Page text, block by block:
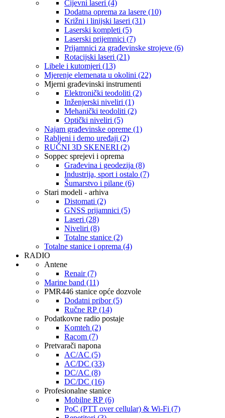
Cijevni laseri (4)
Dodatna oprema za lasere (10)
Križni i linijski laseri (31)
Laserski kompleti (5)
Laserski prijemnici (7)
Prijamnici za građevinske strojeve (6)
Rotacijski laseri (21)
Libele i kutomjeri (13)
Mjerenje elemenata u okolini (22)
Mjerni građevinski instrumenti
Elektronički teodoliti (2)
Inženjerski niveliri (1)
Mehanički teodoliti (2)
Optički niveliri (5)
Najam građevinske opreme (1)
Rabljeni i demo uređaji (2)
RUČNI 3D SKENERI (2)
Soppec sprejevi i oprema
Građevina i geodezija (8)
Industrija, sport i ostalo (7)
Šumarstvo i pilane (6)
Stari modeli - arhiva
Distomati (2)
GNSS prijamnici (5)
Laseri (28)
Niveliri (8)
Totalne stanice (2)
Totalne stanice i oprema (4)
RADIO
Antene
Renair (7)
Marine band (11)
PMR446 stanice opće dozvole
Dodatni pribor (5)
Ručne RP (14)
Podatkovne radio postaje
Komteh (2)
Racom (7)
Pretvarači napona
AC/AC (5)
AC/DC (33)
DC/AC (8)
DC/DC (16)
Profesionalne stanice
Mobilne RP (6)
PoC (PTT over cellular) & Wi-Fi (7)